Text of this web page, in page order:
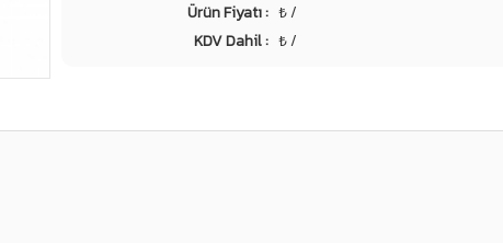
Ürün Fiyatı : ₺ /
KDV Dahil : ₺ /